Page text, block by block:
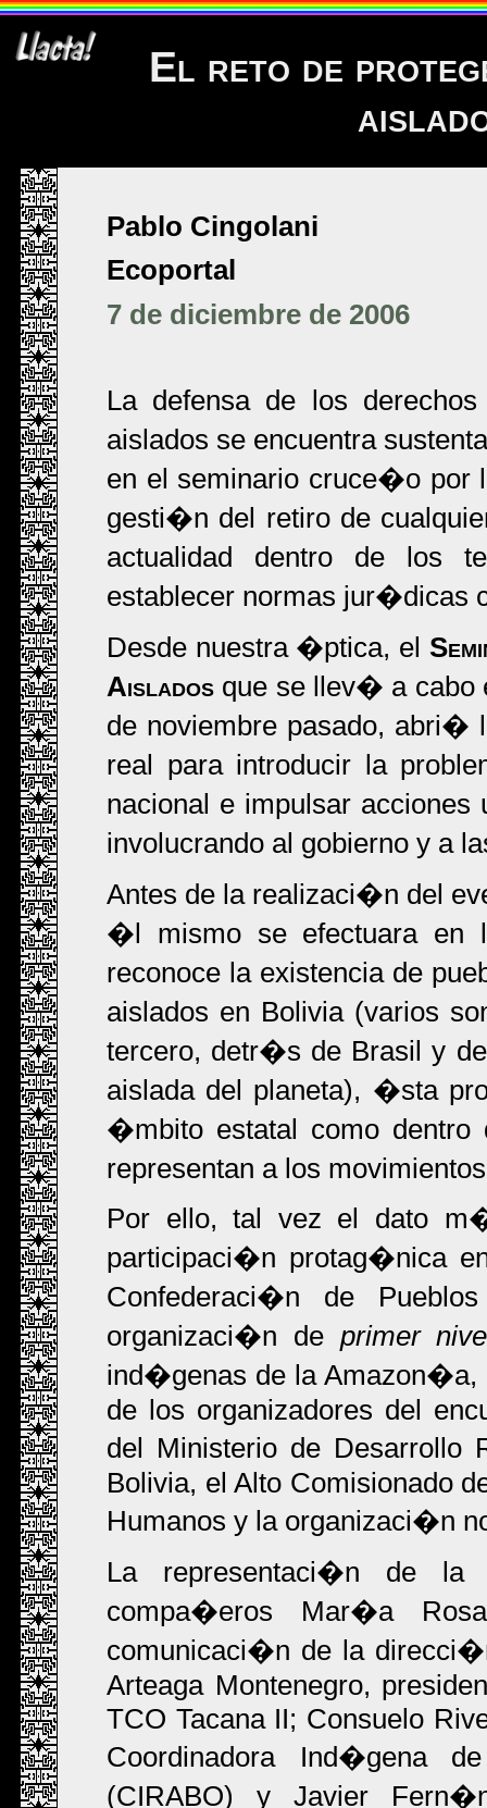
El reto de
Pablo Cingolani
Ecoportal
7 de diciembre de 2006
La defensa de los
aislados se encuentra
en el seminario cruce�o por
gesti�n del retiro de
actualidad dentro de los
establecer normas jur�dicas
Desde nuestra �ptica, el
Aislados que se llev� a cabo
de noviembre pasado, abri�
real para introducir la
nacional e impulsar
involucrando al gobierno y a
Antes de la realizaci�n del
�l mismo se efectuara en
reconoce la existencia de
aislados en Bolivia (varios
tercero, detr�s de Brasil y
aislada del planeta), �sta
�mbito estatal como dentro
representan a los
Por ello, tal vez el dato
participaci�n protag�nica
Confederaci�n de
organizaci�n de primer
ind�genas de la Amazon�a,
de los organizadores del
del Ministerio de
Bolivia, el Alto Comisionado
Humanos y la organizaci�n
La representaci�n de la
compa�eros Mar�a
comunicaci�n de la
Arteaga Montenegro,
TCO Tacana II; Consuelo
Coordinadora Ind�gena
(CIRABO) y Javier